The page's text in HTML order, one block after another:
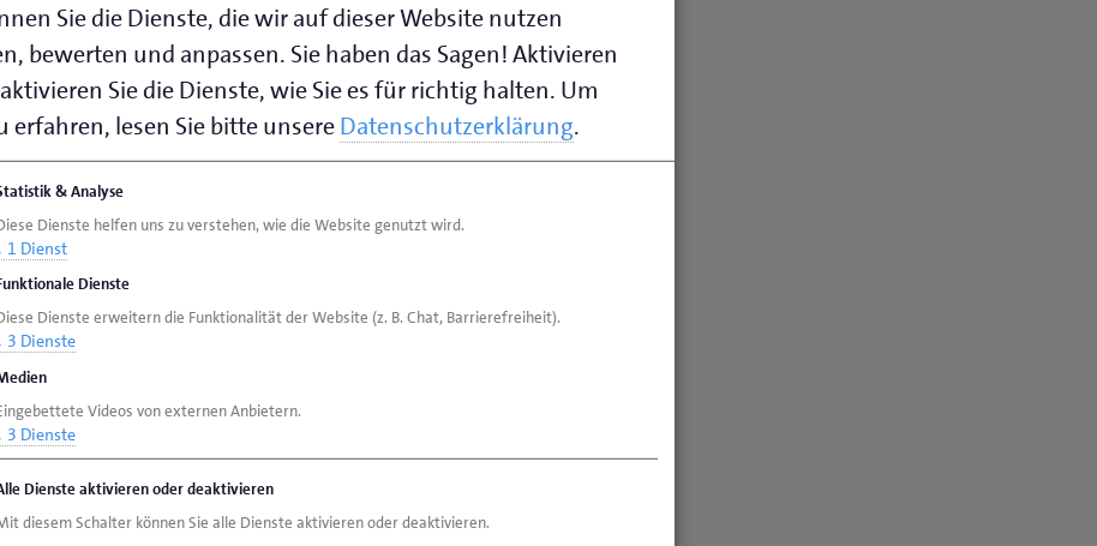
1-5
speichern (.vcf)
Sie die Dienste, die wir auf dieser Website nutzen
bewerten und anpassen. Sie haben das Sagen! Aktivieren
Sie die Dienste, wie Sie es für richtig halten. Um
erfahren, lesen Sie bitte unsereDatenschutzerklärung.
& Analyse
Dienste helfen uns zu verstehen, wie die Website genutzt wird.
1 Dienst
Dienste
Dienste erweitern die Funktionalität der Website (z. B. Chat, Barrierefreiheit).
3 Dienste
Videos von externen Anbietern.
3 Dienste
Dienste aktivieren oder deaktivieren
diesem Schalter können Sie alle Dienste aktivieren oder deaktivieren.